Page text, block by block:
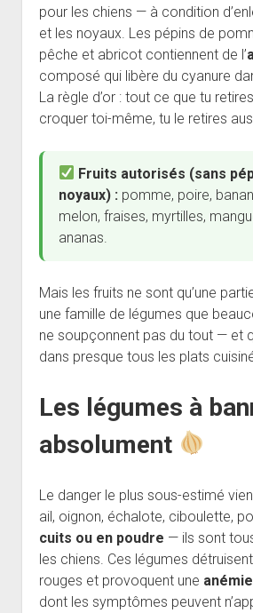
pour les chiens — à condition
et les noyaux. Les pépins de
pêche et abricot contiennent de l’
composé qui libère du cyanure
La règle d’or : tout ce que tu
croquer toi-même, tu le retires
Fruits autorisés (sans
noyaux) : pomme, poire,
melon, fraises, myrtilles,
ananas.
Mais les fruits ne sont qu’une
une famille de légumes que
ne soupçonnent pas du tout — et
dans presque tous les plats
Les légumes à
absolument
Le danger le plus sous-estimé
ail, oignon, échalote, ciboulette,
cuits ou en poudre — ils sont
les chiens. Ces légumes
rouges et provoquent une
dont les symptômes peuvent